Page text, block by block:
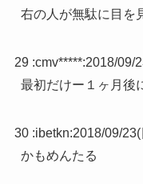
右の人が無駄に目を
29 :cmv*****:2018/09/
最初だけー１ヶ月後
30 :ibetkn:2018/09/
かもめんたる